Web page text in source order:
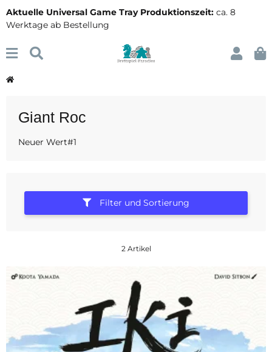
Aktuelle Universal Game Tray Produktionszeit: ca. 8
Werktage ab Bestellung
Giant Roc
Neuer Wert#1
Filter und Sortierung
2 Artikel